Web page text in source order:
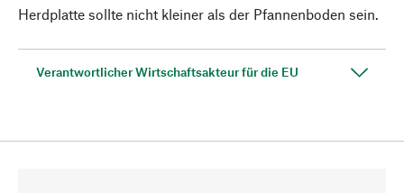
Herdplatte sollte nicht kleiner als der Pfannenboden sein.
Verantwortlicher Wirtschaftsakteur für die EU